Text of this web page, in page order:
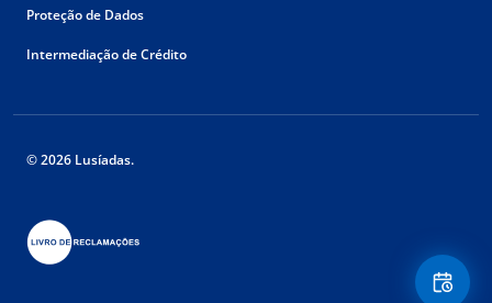
Proteção de Dados
Intermediação de Crédito
© 2026 Lusíadas.
Floating
Contact